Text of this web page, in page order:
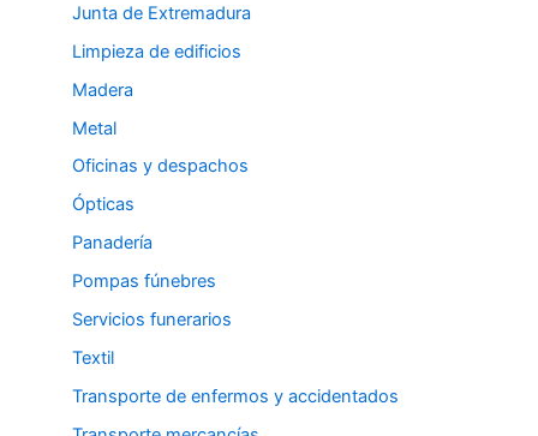
Junta de Extremadura
Limpieza de edificios
Madera
Metal
Oficinas y despachos
Ópticas
Panadería
Pompas fúnebres
Servicios funerarios
Textil
Transporte de enfermos y accidentados